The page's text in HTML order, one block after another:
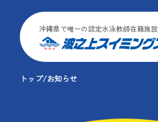
沖縄県で唯一の認定水泳教師在籍施設
トップ お知らせ